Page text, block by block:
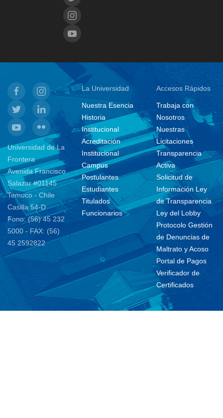
Universidad de La
Frontera
Avenida Francisco
Salazar #01145
Temuco - Chile
Casilla 54-D
Fono: (56) 45 232
5000 - FAX: (56)
45 2592822
La Universidad
Nuestra Esencia
Historia
Institucional
Acreditación
Institucional
Campus
Postulantes
Estudiantes
Titulados
Funcionarios
Accesos Rápidos
Trabaja con
Nosotros
Nuestras
Licitaciones
Transparencia
Activa
Solicitud de
Información Ley
de Transparencia
Ley del Lobby
Protocolo Gestión
de Denuncias de
Maltrato y Acoso
Portal de Pagos
Verificador de
Certificados